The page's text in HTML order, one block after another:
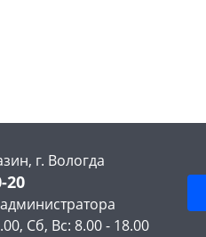
г. Вологда
20
Сб, Вс: 8.00 - 18.00